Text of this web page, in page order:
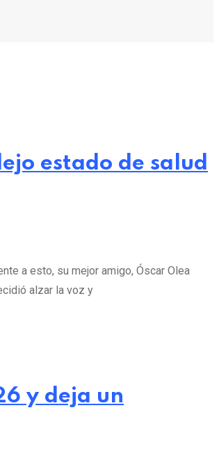
estado de salud
a esto, su mejor amigo, Óscar Olea
alzar la voz y
y deja un